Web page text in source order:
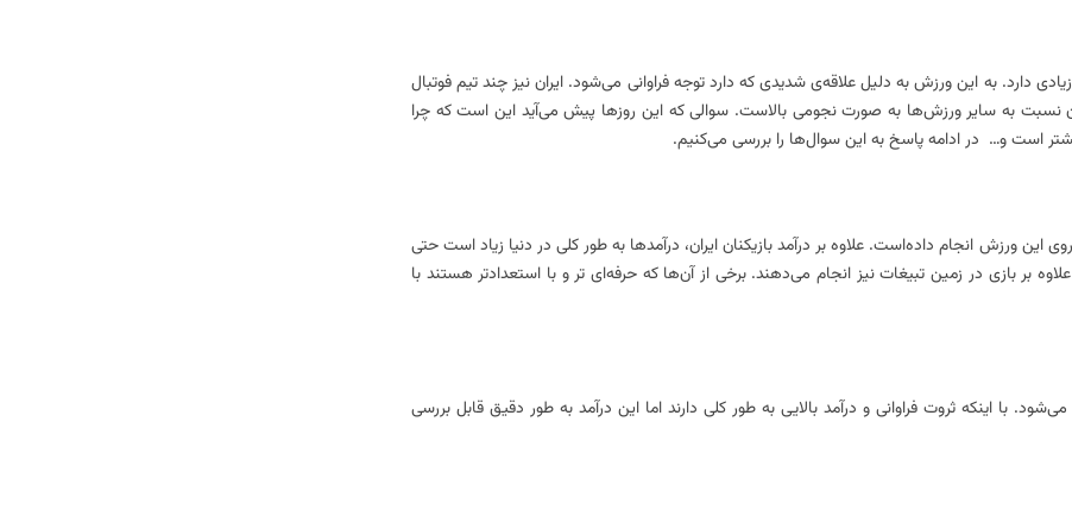
به این ورزش به دلیل علاقه‌ی شدیدی که دارد توجه فراوانی می‌شود. ایران نیز چند تیم فوتبال
نسبت به سایر ورزش‌ها به صورت نجومی بالاست. سوالی که این روز‌ها پیش می‌آید این است که چرا
بیشتر است و… در ادامه پاسخ به این سوال‌ها را بررسی می‌کنیم.
ورزش انجام داده‌است. علاوه بر درآمد بازیکنان ایران، درآمدها به طور کلی در دنیا زیاد است حتی
بر بازی در زمین تبیغات نیز انجام می‌دهند. برخی از آن‌ها که حرفه‌ای تر و با استعداد‌تر هستند با
با اینکه ثروت فراوانی و درآمد بالایی به طور کلی دارند اما این درآمد به طور دقیق قابل بررسی